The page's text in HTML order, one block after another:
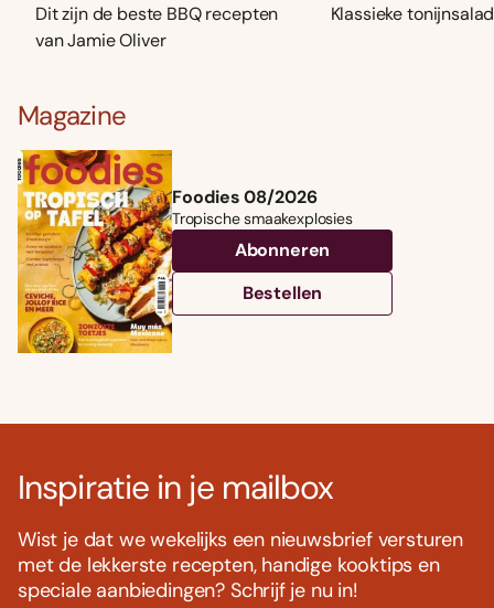
Dit zijn de beste BBQ recepten
van Jamie Oliver
Klassieke
Magazine
Foodies 08/2026
Tropische smaakexplosies
Abonneren
Bestellen
Inspiratie in je mailbox
Wist je dat we wekelijks een nieuwsbrief versturen
met de lekkerste recepten, handige kooktips en
speciale aanbiedingen? Schrijf je nu in!